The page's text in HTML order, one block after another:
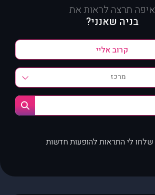
איפה תרצה לראות את
בניה שאנני?
מרכז
שלחו לי התראות להופעות חדשות